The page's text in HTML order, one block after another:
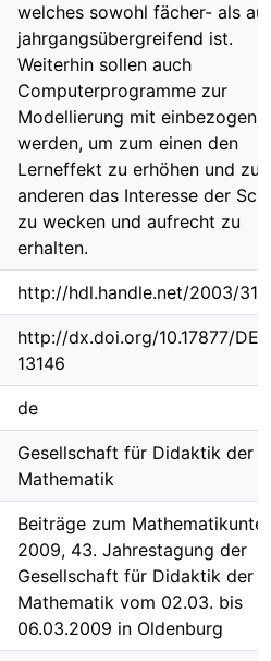
welches sowohl fächer- als
jahrgangsübergreifend ist.
Weiterhin sollen auch
Computerprogramme zur
Modellierung mit einbezogen
werden, um zum einen den
Lerneffekt zu erhöhen und
anderen das Interesse der
zu wecken und aufrecht zu
erhalten.
http://hdl.handle.net/2003/
http://dx.doi.org/10.17877/
13146
de
Gesellschaft für Didaktik der
Mathematik
Beiträge zum
2009, 43. Jahrestagung der
Gesellschaft für Didaktik der
Mathematik vom 02.03. bis
06.03.2009 in Oldenburg